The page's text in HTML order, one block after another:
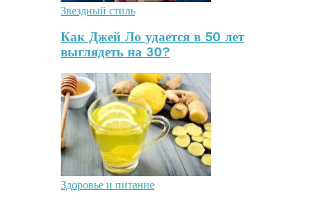
Звездный стиль
Как Джей Ло удается в 50 лет
выглядеть на 30?
Здоровье и питание